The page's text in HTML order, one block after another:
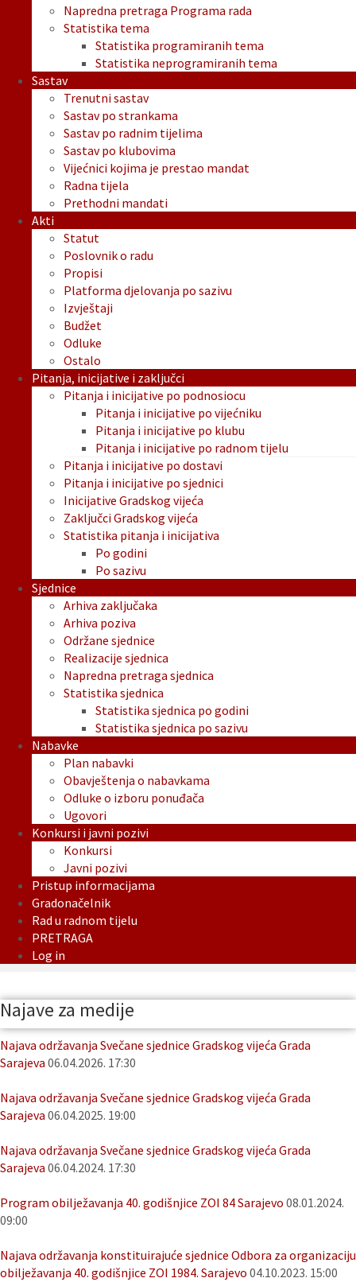
Napredna pretraga Programa rada
Statistika tema
Statistika programiranih tema
Statistika neprogramiranih tema
Sastav
Trenutni sastav
Sastav po strankama
Sastav po radnim tijelima
Sastav po klubovima
Vijećnici kojima je prestao mandat
Radna tijela
Prethodni mandati
Akti
Statut
Poslovnik o radu
Propisi
Platforma djelovanja po sazivu
Izvještaji
Budžet
Odluke
Ostalo
Pitanja, inicijative i zaključci
Pitanja i inicijative po podnosiocu
Pitanja i inicijative po vijećniku
Pitanja i inicijative po klubu
Pitanja i inicijative po radnom tijelu
Pitanja i inicijative po dostavi
Pitanja i inicijative po sjednici
Inicijative Gradskog vijeća
Zaključci Gradskog vijeća
Statistika pitanja i inicijativa
Po godini
Po sazivu
Sjednice
Arhiva zaključaka
Arhiva poziva
Održane sjednice
Realizacije sjednica
Napredna pretraga sjednica
Statistika sjednica
Statistika sjednica po godini
Statistika sjednica po sazivu
Nabavke
Plan nabavki
Obavještenja o nabavkama
Odluke o izboru ponuđača
Ugovori
Konkursi i javni pozivi
Konkursi
Javni pozivi
Pristup informacijama
Gradonačelnik
Rad u radnom tijelu
PRETRAGA
Log in
Najave za medije
Najava održavanja Svečane sjednice Gradskog vijeća Grada
Sarajeva 06.04.2026. 17:30
Najava održavanja Svečane sjednice Gradskog vijeća Grada
Sarajeva 06.04.2025. 19:00
Najava održavanja Svečane sjednice Gradskog vijeća Grada
Sarajeva 06.04.2024. 17:30
Program obilježavanja 40. godišnjice ZOI 84 Sarajevo 08.01.2024.
09:00
Najava održavanja konstituirajuće sjednice Odbora za organizaciju
obilježavanja 40. godišnjice ZOI 1984. Sarajevo 04.10.2023. 15:00